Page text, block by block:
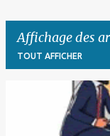
Affichage des
TOUT AFFICHER